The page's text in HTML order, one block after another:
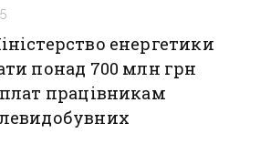
енергетики
понад 700 млн грн
працівникам